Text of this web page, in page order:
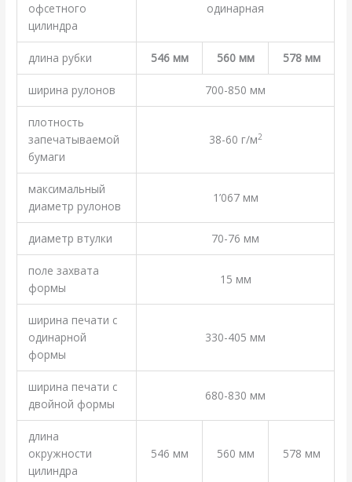
офсетного
цилиндра
одинарная
длина рубки 546 мм 560 мм 578 мм
ширина рулонов 700-850 мм
плотность
запечатываемой
бумаги
38-60 г/м2
максимальный
диаметр рулонов
1’067 мм
диаметр втулки 70-76 мм
поле захвата
формы
15 мм
ширина печати с
одинарной
формы
330-405 мм
ширина печати с
двойной формы
680-830 мм
длина
окружности
цилиндра
546 мм 560 мм 578 мм